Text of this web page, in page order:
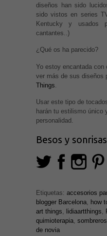
diseños han sido
sido vistos en series
Kentucky y usados
cantantes..)
¿Qué os ha parecido?
Yo estoy encantada
ver más de sus diseños
Things
Usar este tipo de
harán tu estilismo único
personalidad.
Besos y sonrisas
Etiquetas: accesorios
blogger Barcelona, how
art things, lidiaartthings,
quimioterapia,
de novia